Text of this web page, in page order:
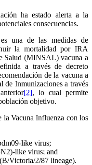
ha estado alerta a la
consecuencias.
una de las medidas de
la mortalidad por IRA
Salud (MINSAL) vacuna a
a través de decreto
de la vacuna a
de Inmunizaciones a través
[2], lo cual permite
objetivo.
Vacuna Influenza con los
like virus;
like virus; and
Victoria/2/87 lineage).